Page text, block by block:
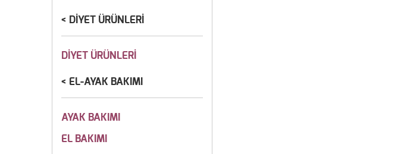
DİYET ÜRÜNLERİ
DİYET ÜRÜNLERİ
EL-AYAK BAKIMI
AYAK BAKIMI
EL BAKIMI